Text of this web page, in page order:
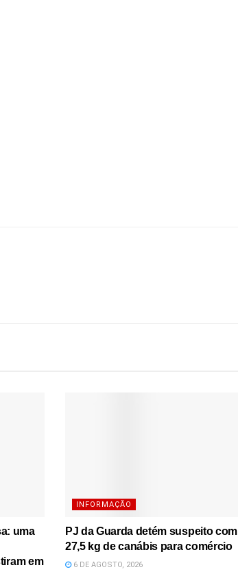
uma
em
INFORMAÇÃO
PJ da Guarda detém suspeito com
27,5 kg de canábis para comércio
6 DE AGOSTO, 2026